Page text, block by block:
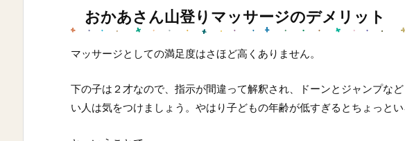
おかあさん山登りマッサージのデメリット
マッサージとしての満足度はさほど高くありません。
下の子は２才なので、指示が間違って解釈され、ドーンとジャンプな
い人は気をつけましょう。やはり子どもの年齢が低すぎるとちょっとい